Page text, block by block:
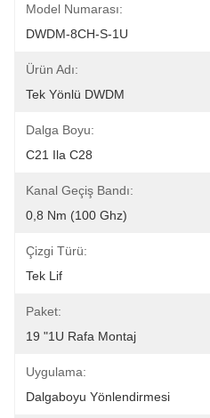
Model Numarası:
DWDM-8CH-S-1U
Ürün Adı:
Tek Yönlü DWDM
Dalga Boyu:
C21 Ila C28
Kanal Geçiş Bandı:
0,8 Nm (100 Ghz)
Çizgi Türü:
Tek Lif
Paket:
19 "1U Rafa Montaj
Uygulama:
Dalgaboyu Yönlendirmesi